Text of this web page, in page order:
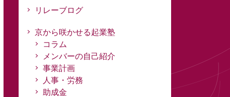
リレーブログ
京から咲かせる起業塾
コラム
メンバーの自己紹介
事業計画
人事・労務
助成金